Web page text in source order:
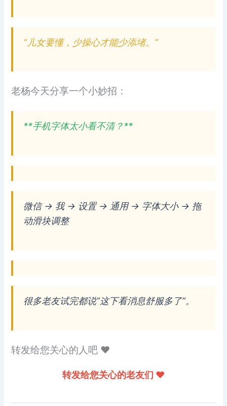
“儿女要懂，少操心才能少添堵。”
老杨今天分享一个小妙招：
**手机字体太小看不清？**
微信 → 我 → 设置 → 通用 → 字体大小 → 拖
动滑块调整
很多老友试完都说”这下看消息舒服多了”。
转发给您关心的人吧 ❤️
转发给您关心的老友们 ❤️